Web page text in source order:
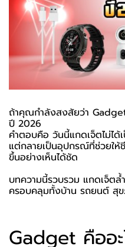
ถ้าคุณกำลังสงสัยว่า Gadget
ปี 2026
คำตอบคือ วันนี้แกดเจ็ตไม่ได้
แต่กลายเป็นอุปกรณ์ที่ช่วยใ
ขึ้นอย่างเห็นได้ชัด
บทความนี้รวบรวม แกดเจ็ตล้
ครอบคลุมทั้งบ้าน รถยนต์ สุ
Gadget คืออะ